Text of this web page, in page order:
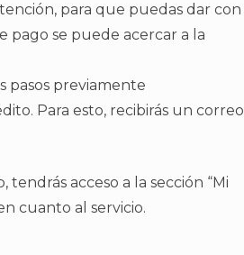
para que puedas dar con
pago se puede acercar a la
pasos previamente
Para esto, recibirás un correo
acceso a la sección “Mi
cuanto al servicio.